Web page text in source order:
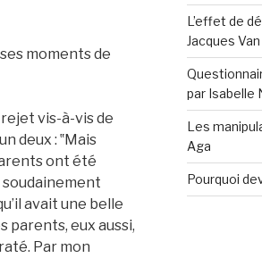
moments de
vis-à-vis de
deux : ‟Mais
ont été
soudainement
avait une belle
parents, eux aussi,
Par mon
L’effet de
Jacques
par Isabelle
Les
Aga
Pourquoi